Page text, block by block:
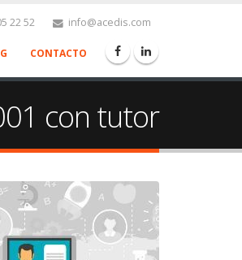
22 52 info@acedis.com
CONTACTO
con tutor